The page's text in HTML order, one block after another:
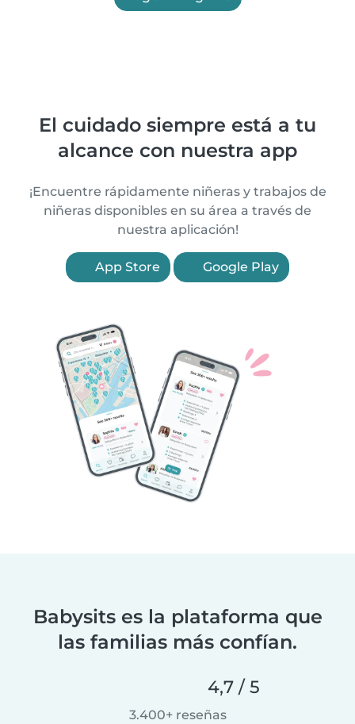
El cuidado siempre está a tu
alcance con nuestra app
¡Encuentre rápidamente niñeras y trabajos de
niñeras disponibles en su área a través de
nuestra aplicación!
App Store Google Play
Babysits es la plataforma que
las familias más confían.
4,7 / 5
3.400+ reseñas